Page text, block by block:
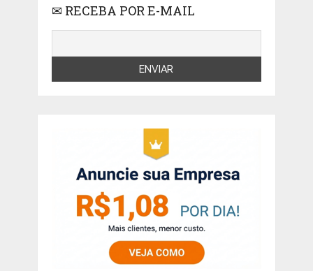
✉ RECEBA POR E-MAIL